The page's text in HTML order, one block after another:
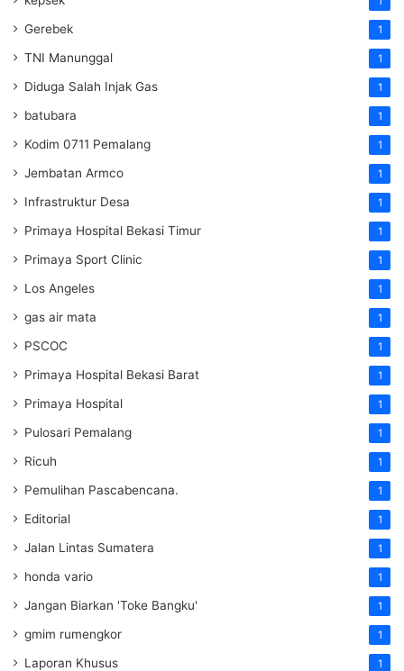
Gerebek 1
TNI Manunggal 1
Diduga Salah Injak Gas 1
batubara 1
Kodim 0711 Pemalang 1
Jembatan Armco 1
Infrastruktur Desa 1
Primaya Hospital Bekasi Timur 1
Primaya Sport Clinic 1
Los Angeles 1
gas air mata 1
PSCOC 1
Primaya Hospital Bekasi Barat 1
Primaya Hospital 1
Pulosari Pemalang 1
Ricuh 1
Pemulihan Pascabencana. 1
Editorial 1
Jalan Lintas Sumatera 1
honda vario 1
Jangan Biarkan 'Toke Bangku' 1
gmim rumengkor 1
Laporan Khusus 1